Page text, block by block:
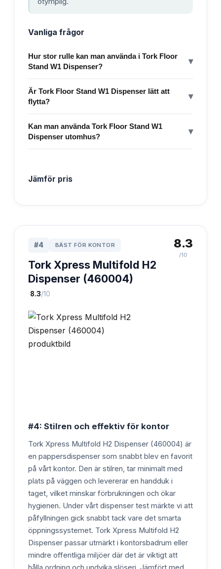
Vanliga frågor
Hur stor rulle kan man använda i Tork Floor
Stand W1 Dispenser?
▾
Är Tork Floor Stand W1 Dispenser lätt att
flytta?
▾
Kan man använda Tork Floor Stand W1
Dispenser utomhus?
▾
Jämför pris
#4 BÄST FÖR KONTOR
Tork Xpress Multifold H2
Dispenser (460004)
·8.3/10
8.3
/10
#4: Stilren och effektiv för kontor
Tork Xpress Multifold H2 Dispenser (460004) är
en pappersdispenser som snabbt blev en favorit
på vårt kontor. Den är stilren, tar minimalt med
plats på väggen och levererar en handduk i
taget, vilket minskar förbrukningen och ökar
hygienen. Under vårt dispenser test märkte vi att
påfyllningen gick snabbt tack vare det smarta
öppningssystemet. Tork Xpress Multifold H2
Dispenser passar utmärkt i kontorsbadrum eller
mindre offentliga miljöer där det är viktigt att